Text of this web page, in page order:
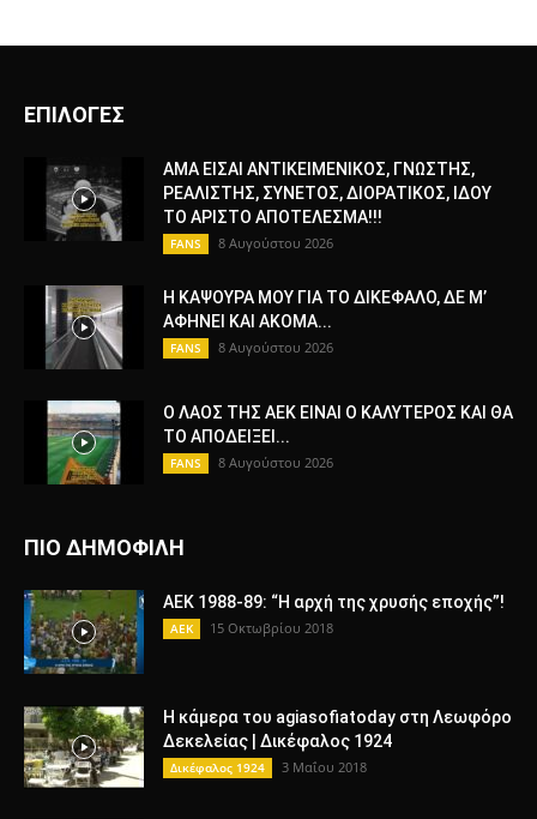
ΕΠΙΛΟΓΕΣ
ΑΜΑ ΕΙΣΑΙ ΑΝΤΙΚΕΙΜΕΝΙΚΟΣ, ΓΝΩΣΤΗΣ,
ΡΕΑΛΙΣΤΗΣ, ΣΥΝΕΤΟΣ, ΔΙΟΡΑΤΙΚΟΣ, ΙΔΟΥ
ΤΟ ΑΡΙΣΤΟ ΑΠΟΤΕΛΕΣΜΑ!!!
FANS 8 Αυγούστου 2026
Η ΚΑΨΟΥΡΑ ΜΟΥ ΓΙΑ ΤΟ ΔΙΚΕΦΑΛΟ, ΔΕ Μ’
ΑΦΗΝΕΙ ΚΑΙ ΑΚΟΜΑ...
FANS 8 Αυγούστου 2026
Ο ΛΑΟΣ ΤΗΣ ΑΕΚ ΕΙΝΑΙ Ο ΚΑΛΥΤΕΡΟΣ ΚΑΙ ΘΑ
ΤΟ ΑΠΟΔΕΙΞΕΙ...
FANS 8 Αυγούστου 2026
ΠΙΟ ΔΗΜΟΦΙΛΗ
AEK 1988-89: “Η αρχή της χρυσής εποχής”!
AEK 15 Οκτωβρίου 2018
Η κάμερα του agiasofiatoday στη Λεωφόρο
Δεκελείας | Δικέφαλος 1924
Δικέφαλος 1924 3 Μαΐου 2018